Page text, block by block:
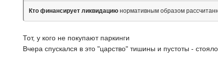
Кто финансирует ликвидацию нормативным образом
Тот, у кого не покупают паркинги
Вчера спускался в это "царство" тишины и пустоты -